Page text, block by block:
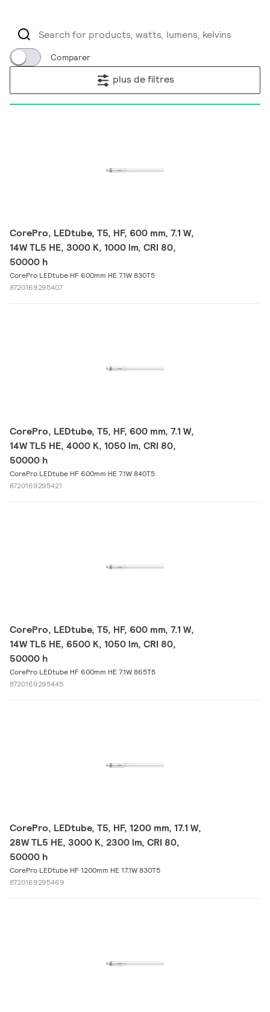
Comparer
plus de filtres
CorePro, LEDtube, T5, HF, 600 mm, 7.1 W,
14W TL5 HE, 3000 K, 1000 lm, CRI 80,
50000 h
CorePro LEDtube HF 600mm HE 7.1W 830T5
8720169295407
CorePro, LEDtube, T5, HF, 600 mm, 7.1 W,
14W TL5 HE, 4000 K, 1050 lm, CRI 80,
50000 h
CorePro LEDtube HF 600mm HE 7.1W 840T5
8720169295421
CorePro, LEDtube, T5, HF, 600 mm, 7.1 W,
14W TL5 HE, 6500 K, 1050 lm, CRI 80,
50000 h
CorePro LEDtube HF 600mm HE 7.1W 865T5
8720169295445
CorePro, LEDtube, T5, HF, 1200 mm, 17.1 W,
28W TL5 HE, 3000 K, 2300 lm, CRI 80,
50000 h
CorePro LEDtube HF 1200mm HE 17.1W 830T5
8720169295469